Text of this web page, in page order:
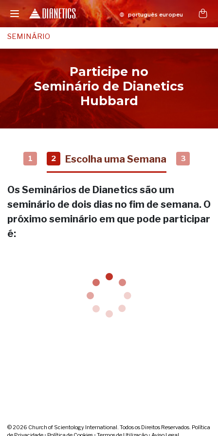
SEMINÁRIO
Participe no
Seminário de Dianetics
Hubbard
1 2 Escolha uma Semana 3
Os Seminários de Dianetics são um
seminário de dois dias no fim de semana. O
próximo seminário em que pode participar
é:
© 2026 Church of Scientology International. Todos os Direitos Reservados. Política